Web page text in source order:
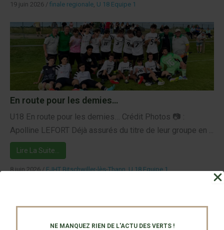
NE MANQUEZ RIEN DE L'ACTU DES VERTS !
19 juin 2026 / finale regionale, U 18 Equipe 1
En route pour les demies…
U18 En route pour les demies… Crédit Photos 📷 :
Apolline LEFORT Déjà assurés du titre de leur groupe en ...
Lire La Suite…
8 juin 2026/EJHT Bitschwiller-lès-Thann,U 18 Equipe 1